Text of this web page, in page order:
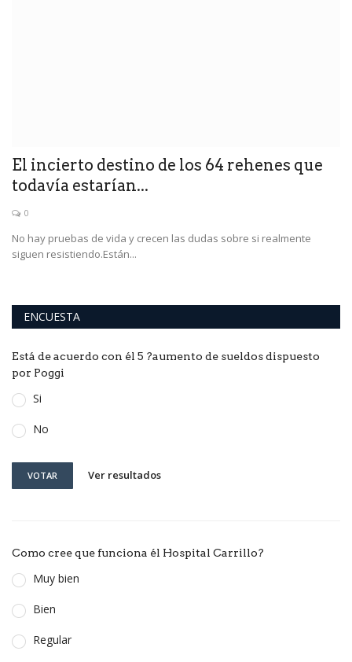
El incierto destino de los 64 rehenes que
todavía estarían...
0
No hay pruebas de vida y crecen las dudas sobre si realmente
siguen resistiendo.Están...
ENCUESTA
Está de acuerdo con él 5 ?aumento de sueldos dispuesto
por Poggi
Si
No
VOTAR Ver resultados
Como cree que funciona él Hospital Carrillo?
Muy bien
Bien
Regular